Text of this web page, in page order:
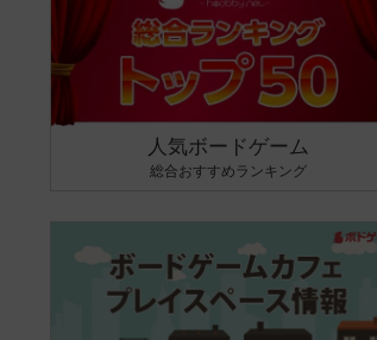
人気ボードゲーム
総合おすすめランキング